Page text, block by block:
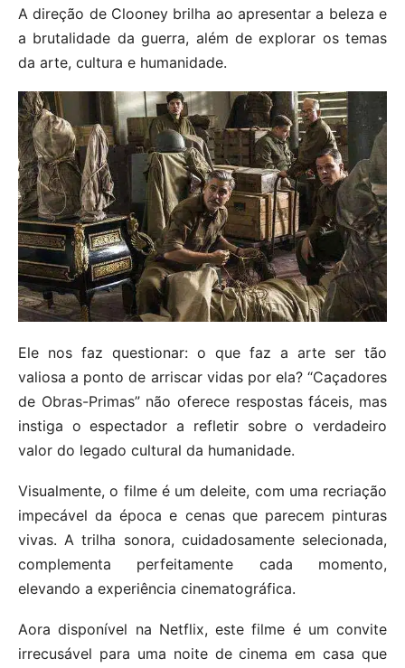
A direção de Clooney brilha ao apresentar a beleza e
a brutalidade da guerra, além de explorar os temas
da arte, cultura e humanidade.
Ele nos faz questionar: o que faz a arte ser tão
valiosa a ponto de arriscar vidas por ela? “Caçadores
de Obras-Primas” não oferece respostas fáceis, mas
instiga o espectador a refletir sobre o verdadeiro
valor do legado cultural da humanidade.
Visualmente, o filme é um deleite, com uma recriação
impecável da época e cenas que parecem pinturas
vivas. A trilha sonora, cuidadosamente selecionada,
complementa perfeitamente cada momento,
elevando a experiência cinematográfica.
Aora disponível na Netflix, este filme é um convite
irrecusável para uma noite de cinema em casa que